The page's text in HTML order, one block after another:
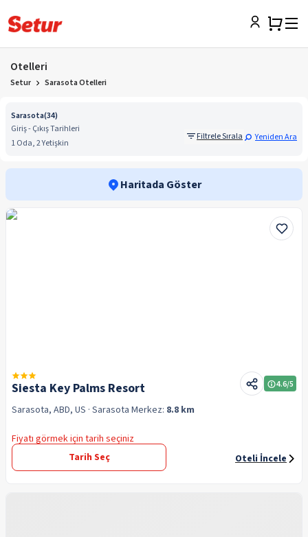
Otelleri
Setur Sarasota Otelleri
Sarasota(34)
Giriş - Çıkış Tarihleri
1 Oda, 2 Yetişkin
Filtrele Sırala Yeniden Ara
Haritada Göster
Siesta Key Palms Resort 4.6/5
Sarasota, ABD, US · Sarasota Merkez: 8.8 km
Fiyatı görmek için tarih seçiniz
Tarih Seç
Oteli İncele